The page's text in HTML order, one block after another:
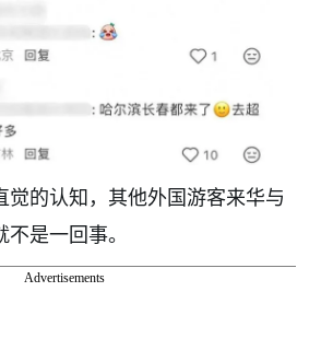
觉的认知，其他外国游客来华与
是一回事。
Advertisements